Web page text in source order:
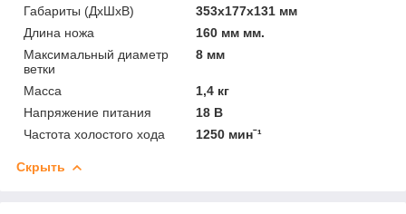
Габариты (ДхШхВ)
353х177х131 мм
Длина ножа
160 мм мм.
Максимальный диаметр
ветки
8 мм
Масса
1,4 кг
Напряжение питания
18 В
Частота холостого хода
1250 минˉ¹
Скрыть